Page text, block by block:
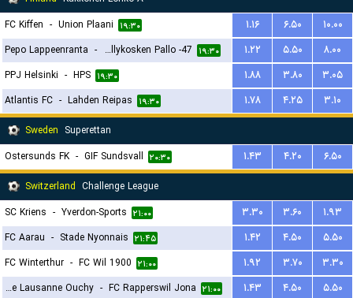
FC Kiffen - Union Plaani ۱۹:۳۰ ۱.۱۶ ۶.۵۰
۱۰.۰۰
Pepo Lappeenranta - Myllykosken Pallo -47 ۱۹:۳۰ ۱.۲۲ ۵.۵۰
۸.۰۰
PPJ Helsinki - HPS ۱۹:۳۰ ۱.۸۸ ۳.۸۰
۳.۰۵
Atlantis FC - Lahden Reipas ۱۹:۳۰ ۱.۷۸ ۴.۲۵
۳.۱۰
Sweden Superettan
Ostersunds FK - GIF Sundsvall ۲۰:۳۰ ۱.۴۳ ۴.۲۰
۶.۵۰
Switzerland Challenge League
SC Kriens - Yverdon-Sports ۲۱:۰۰ ۳.۳۰ ۳.۶۰
۱.۹۳
FC Aarau - Stade Nyonnais ۲۱:۴۵ ۱.۴۲ ۴.۵۰
۵.۵۰
FC Winterthur - FC Wil 1900 ۲۱:۰۰ ۱.۹۲ ۳.۷۰
۳.۳۰
FC Stade Lausanne Ouchy
- FC Rapperswil Jona ۲۱:۰۰ ۱.۴۳ ۴.۵۰
۵.۵۰